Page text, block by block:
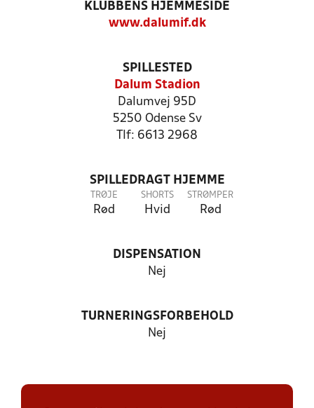
KLUBBENS HJEMMESIDE
www.dalumif.dk
SPILLESTED
Dalum Stadion
Dalumvej 95D
5250 Odense Sv
Tlf: 6613 2968
SPILLEDRAGT HJEMME
TRØJE
Rød
SHORTS
Hvid
STRØMPER
Rød
DISPENSATION
Nej
TURNERINGSFORBEHOLD
Nej